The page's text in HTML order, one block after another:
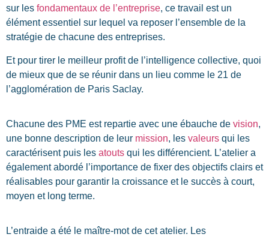
sur les fondamentaux de l’entreprise, ce travail est un
élément essentiel sur lequel va reposer l’ensemble de la
stratégie de chacune des entreprises.
Et pour tirer le meilleur profit de l’intelligence collective, quoi
de mieux que de se réunir dans un lieu comme le 21 de
l’agglomération de Paris Saclay.
Chacune des PME est repartie avec une ébauche de vision,
une bonne description de leur mission, les valeurs qui les
caractérisent puis les atouts qui les différencient. L’atelier a
également abordé l’importance de fixer des objectifs clairs et
réalisables pour garantir la croissance et le succès à court,
moyen et long terme.
L’entraide a été le maître-mot de cet atelier. Les